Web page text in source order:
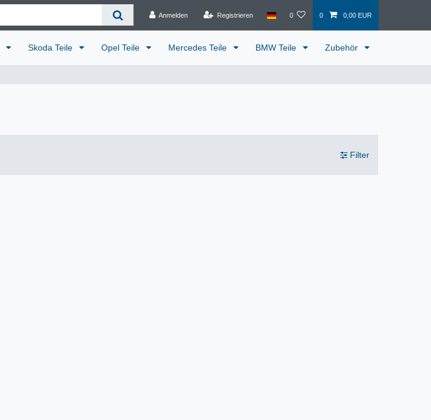
Anmelden Registrieren 0 0 0,00 EUR
Skoda Teile Opel Teile Mercedes Teile BMW Teile Zubehör
Filter